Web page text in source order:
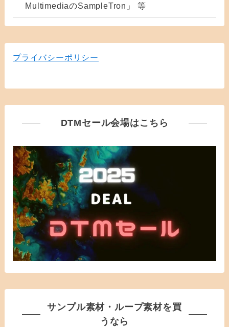
MultimediaのSampleTron」 等
プライバシーポリシー
DTMセール会場はこちら
サンプル素材・ループ素材を買
うなら